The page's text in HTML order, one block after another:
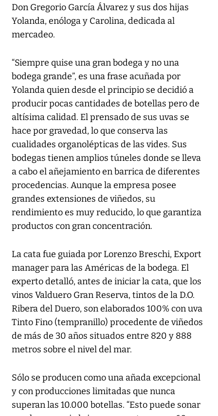
Don Gregorio García Álvarez y sus dos hijas
Yolanda, enóloga y Carolina, dedicada al
mercadeo.
“Siempre quise una gran bodega y no una
bodega grande”, es una frase acuñada por
Yolanda quien desde el principio se decidió a
producir pocas cantidades de botellas pero de
altísima calidad. El prensado de sus uvas se
hace por gravedad, lo que conserva las
cualidades organolépticas de las vides. Sus
bodegas tienen amplios túneles donde se lleva
a cabo el añejamiento en barrica de diferentes
procedencias. Aunque la empresa posee
grandes extensiones de viñedos, su
rendimiento es muy reducido, lo que garantiza
productos con gran concentración.
La cata fue guiada por Lorenzo Breschi, Export
manager para las Américas de la bodega. El
experto detalló, antes de iniciar la cata, que los
vinos Valduero Gran Reserva, tintos de la D.O.
Ribera del Duero, son elaborados 100% con uva
Tinto Fino (tempranillo) procedente de viñedos
de más de 30 años situados entre 820 y 888
metros sobre el nivel del mar.
Sólo se producen como una añada excepcional
y con producciones limitadas que nunca
superan las 10.000 botellas. “Esto puede sonar